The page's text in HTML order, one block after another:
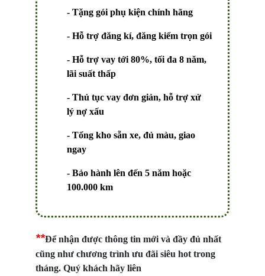
- Tặng gói phụ kiện chính hãng
- Hỗ trợ đăng kí, đăng kiểm trọn gói
- Hỗ trợ vay tới 80%, tối đa 8 năm,
lãi suất thấp
- Thủ tục vay đơn giản, hỗ trợ xử
lý nợ xấu
- Tổng kho sẵn xe, đủ màu, giao
ngay
- Bảo hành lên đến 5 năm hoặc
100.000 km
**Để nhận được thông tin mới và đầy đủ nhất
cũng như chương trình ưu đãi siêu hot trong
tháng. Quý khách hãy liên